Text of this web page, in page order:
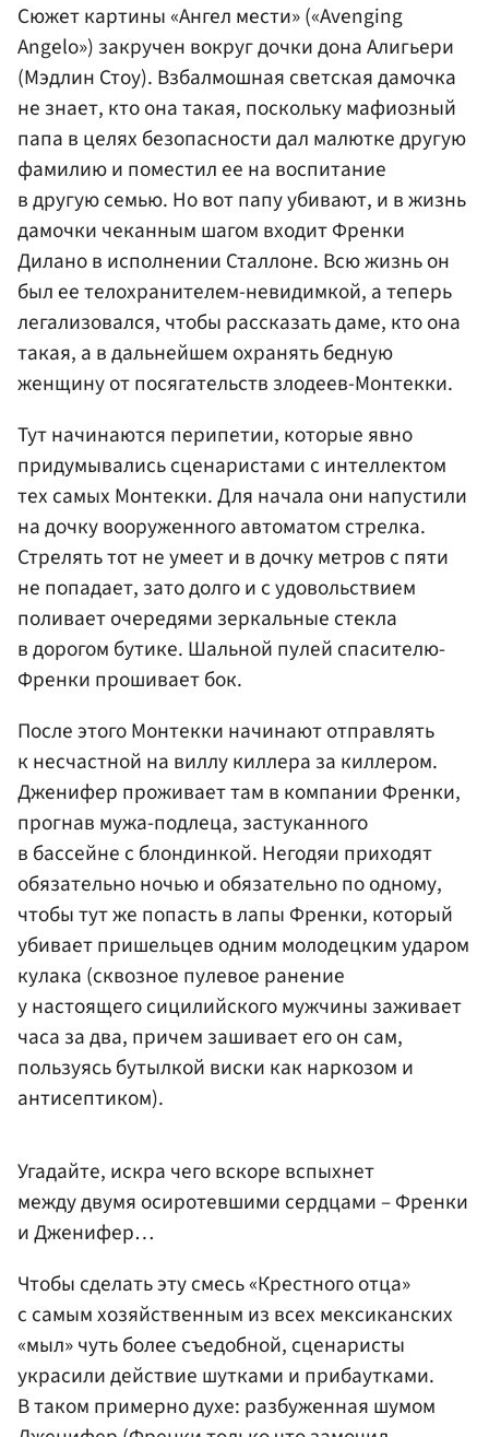
Сюжет картины «Ангел мести» («Avenging
Angelo») закручен вокруг дочки дона Алигьери
(Мэдлин Стоу). Взбалмошная светская дамочка
не знает, кто она такая, поскольку мафиозный
папа в целях безопасности дал малютке другую
фамилию и поместил ее на воспитание
в другую семью. Но вот папу убивают, и в жизнь
дамочки чеканным шагом входит Френки
Дилано в исполнении Сталлоне. Всю жизнь он
был ее телохранителем-невидимкой, а теперь
легализовался, чтобы рассказать даме, кто она
такая, а в дальнейшем охранять бедную
женщину от посягательств злодеев-Монтекки.
Тут начинаются перипетии, которые явно
придумывались сценаристами с интеллектом
тех самых Монтекки. Для начала они напустили
на дочку вооруженного автоматом стрелка.
Стрелять тот не умеет и в дочку метров с пяти
не попадает, зато долго и с удовольствием
поливает очередями зеркальные стекла
в дорогом бутике. Шальной пулей спасителю-
Френки прошивает бок.
После этого Монтекки начинают отправлять
к несчастной на виллу киллера за киллером.
Дженифер проживает там в компании Френки,
прогнав мужа-подлеца, застуканного
в бассейне с блондинкой. Негодяи приходят
обязательно ночью и обязательно по одному,
чтобы тут же попасть в лапы Френки, который
убивает пришельцев одним молодецким ударом
кулака (сквозное пулевое ранение
у настоящего сицилийского мужчины заживает
часа за два, причем зашивает его он сам,
пользуясь бутылкой виски как наркозом и
антисептиком).
Угадайте, искра чего вскоре вспыхнет
между двумя осиротевшими сердцами – Френки
и Дженифер…
Чтобы сделать эту смесь «Крестного отца»
с самым хозяйственным из всех мексиканских
«мыл» чуть более съедобной, сценаристы
украсили действие шутками и прибаутками.
В таком примерно духе: разбуженная шумом